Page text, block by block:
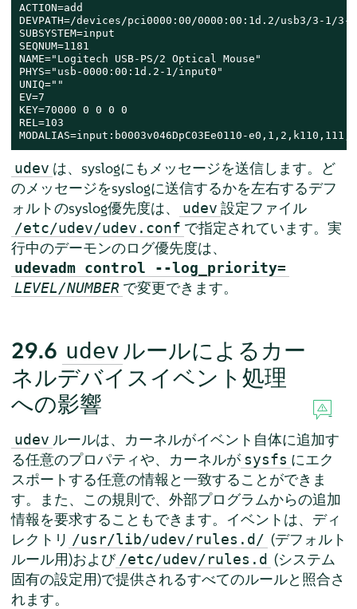
ACTION=add
DEVPATH=/devices/pci0000:00/0000:00:1d.2/usb3/3-1/
SUBSYSTEM=input
SEQNUM=1181
NAME="Logitech USB-PS/2 Optical Mouse"
PHYS="usb-0000:00:1d.2-1/input0"
UNIQ=""
EV=7
KEY=70000 0 0 0 0
REL=103
MODALIAS=input:b0003v046DpC03Ee0110-
udev は、syslogにもメッセージを送信します。ど
のメッセージをsyslogに送信するかを左右するデフ
ォルトのsyslog優先度は、
udev 設定ファイル
/etc/udev/udev.conf で指定されています。実
行中のデーモンのログ優先度は、
udevadm control --log_priority=
LEVEL/NUMBER で変更できます。
29.6 udevルールによるカー
ネルデバイスイベント処理
への影響
udev ルールは、カーネルがイベント自体に追加す
る任意のプロパティや、カーネルが sysfs にエク
スポートする任意の情報と一致することができま
す。また、この規則で、外部プログラムからの追加
情報を要求することもできます。イベントは、ディ
レクトリ /usr/lib/udev/rules.d/ (デフォルト
ルール用)および /etc/udev/rules.d (システム
固有の設定用)で提供されるすべてのルールと照合さ
れます。